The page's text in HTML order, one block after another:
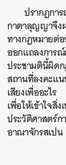
ปรากฏกา
กาตาลุญญาจึง
ทางกฎหมายต่อ
ออกแถลงการ
ประชามตินี้ผิด
สถานที่ลงคะแ
เสียงเพื่ออะไร
เพื่อให้เข้าใจสิ่
ประวัติศาสตร์
อาณาจักรสเปน